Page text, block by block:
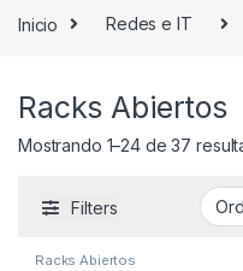
Inicio Redes e IT
Racks Abiertos
Mostrando 1–24 de 37
Filters
Racks Abiertos